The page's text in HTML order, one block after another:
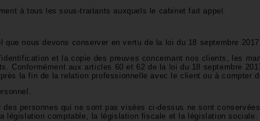
à tous les sous-traitants auxquels le cabinet fait appel.
que nous devons conserver en vertu de la loi du 18 septembre
et la copie des preuves concernant nos clients, les
Conformément aux articles 60 et 62 de la loi du 18 septembre
la fin de la relation professionnelle avec le client ou à compter
des personnes qui ne sont pas visées ci-dessus ne sont
législation comptable, la législation fiscale et la législation sociale.